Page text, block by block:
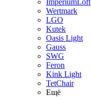
ImperiumLoft
Wertmark
LGO
Kutek
Oasis Light
Gauss
SWG
Feron
Kink Light
TetСhair
Ещё